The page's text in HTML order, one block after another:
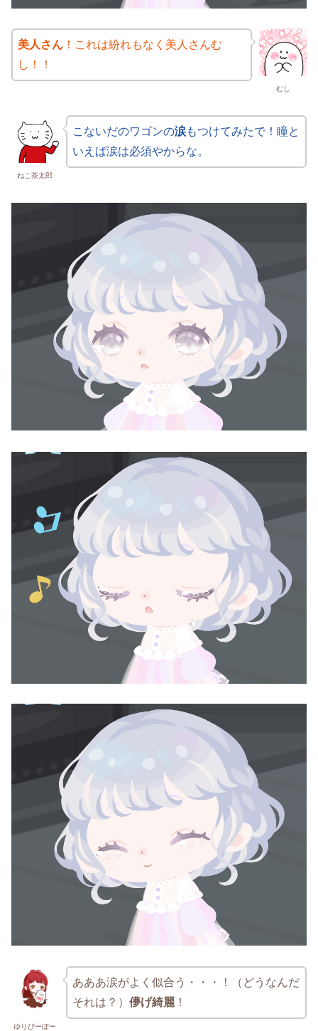
むし
美人さん ！これは紛れもなく美人さんむ
し！！
ねこ茶太郎
こないだのワゴンの涙もつけてみたで！瞳と
いえば涙は必須やからな。
ゆりぴーぽー
あああ涙がよく似合う・・・！（どうなんだ
それは？） 儚げ綺麗！